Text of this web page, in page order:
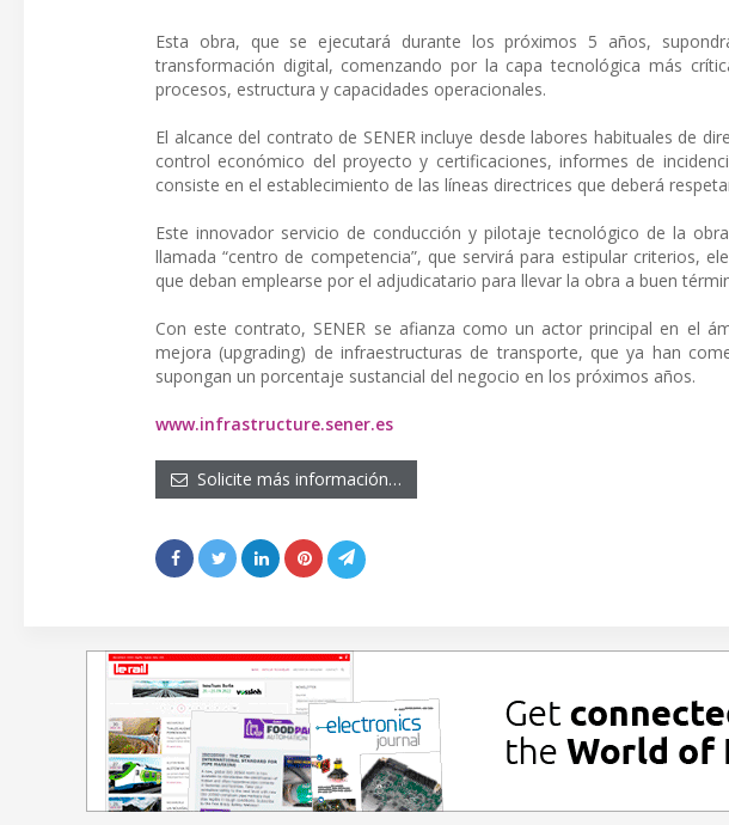
Esta obra, que se ejecutará durante los próximos 5 años,
transformación digital, comenzando por la capa tecnológica más
procesos, estructura y capacidades operacionales.
El alcance del contrato de SENER incluye desde labores habituales de
control económico del proyecto y certificaciones, informes de
consiste en el establecimiento de las líneas directrices que deberá
Este innovador servicio de conducción y pilotaje tecnológico de la
llamada “centro de competencia”, que servirá para estipular criterios,
que deban emplearse por el adjudicatario para llevar la obra a buen
Con este contrato, SENER se afianza como un actor principal en el
mejora (upgrading) de infraestructuras de transporte, que ya han
supongan un porcentaje sustancial del negocio en los próximos años.
www.infrastructure.sener.es
Solicite más información…